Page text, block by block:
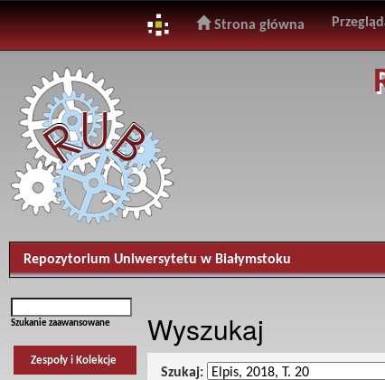
navigation
Strona główna
Repozytorium Uniwersytetu w Białymstoku
Szukanie zaawansowane
Zespoły i Kolekcje
Wyszukaj
Szukaj: